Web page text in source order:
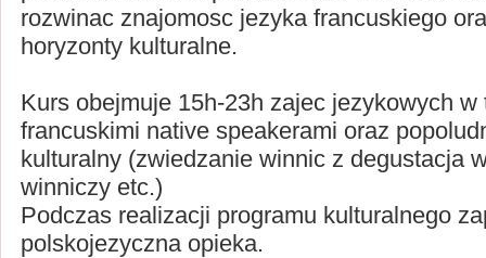
rozwinac znajomosc jezyka francuskiego
horyzonty kulturalne.
Kurs obejmuje 15h-23h zajec jezykowych w
francuskimi native speakerami oraz
kulturalny (zwiedzanie winnic z degustacja
winniczy etc.)
Podczas realizacji programu kulturalnego
polskojezyczna opieka.